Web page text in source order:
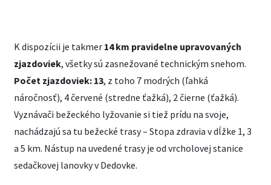
K dispozícii je takmer 14 km pravidelne upravovaných
zjazdoviek, všetky sú zasnežované technickým snehom.
Počet zjazdoviek: 13, z toho 7 modrých (ľahká
náročnosť), 4 červené (stredne ťažká), 2 čierne (ťažká).
Vyznávači bežeckého lyžovanie si tiež prídu na svoje,
nachádzajú sa tu bežecké trasy – Stopa zdravia v dĺžke 1, 3
a 5 km. Nástup na uvedené trasy je od vrcholovej stanice
sedačkovej lanovky v Dedovke.